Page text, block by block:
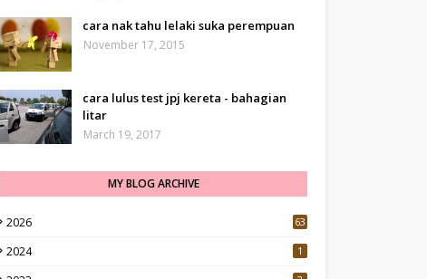
cara nak tahu lelaki suka perempuan
November 17, 2015
cara lulus test jpj kereta - bahagian
litar
March 19, 2017
MY BLOG ARCHIVE
2026 63
2024 1